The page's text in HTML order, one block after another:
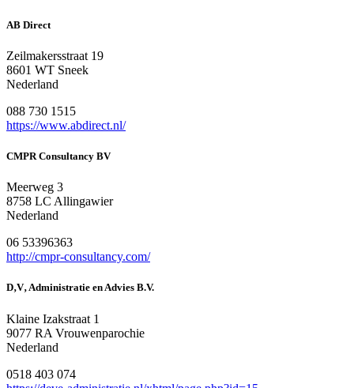
AB Direct
Zeilmakersstraat 19
8601 WT Sneek
Nederland
088 730 1515
https://www.abdirect.nl/
CMPR Consultancy BV
Meerweg 3
8758 LC Allingawier
Nederland
06 53396363
http://cmpr-consultancy.com/
D‚V‚ Administratie en Advies B.V.
Klaine Izakstraat 1
9077 RA Vrouwenparochie
Nederland
0518 403 074